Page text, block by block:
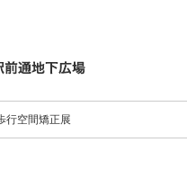
行空間矯正展